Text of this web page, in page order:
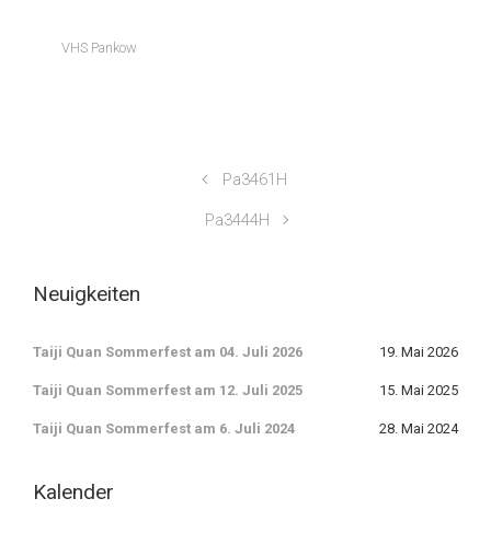
VHS Pankow
Pa3461H
Pa3444H
Neuigkeiten
Taiji Quan Sommerfest am 04. Juli 2026 19. Mai 2026
Taiji Quan Sommerfest am 12. Juli 2025 15. Mai 2025
Taiji Quan Sommerfest am 6. Juli 2024 28. Mai 2024
Kalender